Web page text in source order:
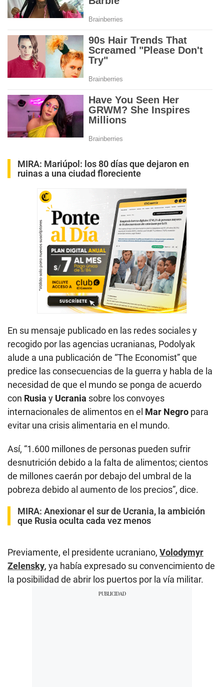
MIRA: Mariúpol: los 80 días que dejaron en
ruinas a una ciudad floreciente
En su mensaje publicado en las redes sociales y
recogido por las agencias ucranianas, Podolyak
alude a una publicación de “The Economist” que
predice las consecuencias de la guerra y habla de la
necesidad de que el mundo se ponga de acuerdo
con Rusia y Ucrania sobre los convoyes
internacionales de alimentos en el Mar Negro para
evitar una crisis alimentaria en el mundo.
Así, “1.600 millones de personas pueden sufrir
desnutrición debido a la falta de alimentos; cientos
de millones caerán por debajo del umbral de la
pobreza debido al aumento de los precios”, dice.
MIRA: Anexionar el sur de Ucrania, la ambición
que Rusia oculta cada vez menos
Previamente, el presidente ucraniano, Volodymyr
Zelensky, ya había expresado su convencimiento de
la posibilidad de abrir los puertos por la vía militar.